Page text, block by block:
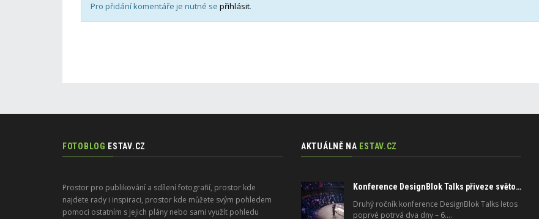
Pro přidání komentáře je nutné se přihlásit.
FOTOBLOG ESTAV.CZ
Prostor pro publikování a sdílení fotografií, prostor kde
najdete rady i inspiraci, prostor kde můžete svým pohledem
pomoci ostatním s jejich plány nebo sami využít pohledu
AKTUÁLNĚ NA ESTAV.CZ
Konference DesignBlok Talks přiveze světové osobnosti designu a architektury
Druhý ročník konference DesignBlok Talks letos
poprvé potrvá dva dny – 6.…